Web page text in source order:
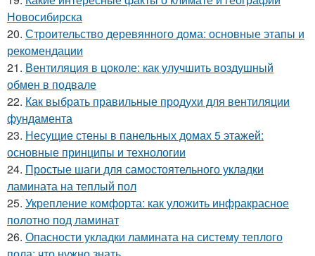
Новосибирска
20. Строительство деревянного дома: основные этапы и
рекомендации
21. Вентиляция в цоколе: как улучшить воздушный
обмен в подвале
22. Как выбрать правильные продухи для вентиляции
фундамента
23. Несущие стены в панельных домах 5 этажей:
основные принципы и технологии
24. Простые шаги для самостоятельного укладки
ламината на теплый пол
25. Укрепление комфорта: как уложить инфракрасное
полотно под ламинат
26. Опасности укладки ламината на систему теплого